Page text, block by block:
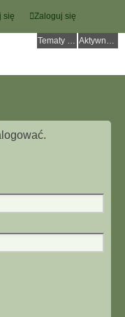
Zaloguj się
się
Tematy bez odpowiedzi Aktywne tematy